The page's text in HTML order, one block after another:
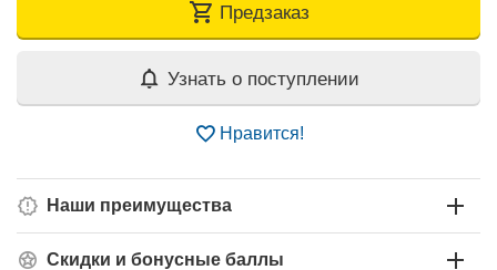
Предзаказ
Узнать о поступлении
Нравится!
Наши преимущества
Скидки и бонусные баллы